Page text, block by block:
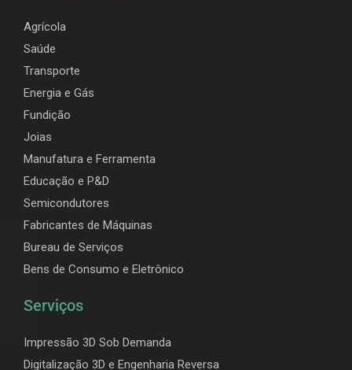
Agrícola
Saúde
Transporte
Energia e Gás
Fundição
Joias
Manufatura e Ferramenta
Educação e P&D
Semicondutores
Fabricantes de Máquinas
Bureau de Serviços
Bens de Consumo e Eletrônico
Serviços
Impressão 3D Sob Demanda
Digitalização 3D e Engenharia Reversa